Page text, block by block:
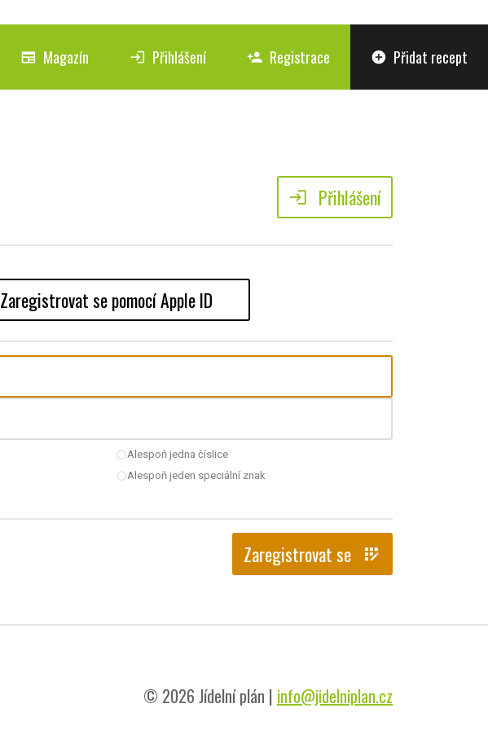
newspaper Magazín login Přihlášení person_add Registrace add_circle Přidat recept
login Přihlášení
Zaregistrovat se pomocí Apple ID
radio_button_uncheckedAlespoň jedna číslice
radio_button_uncheckedAlespoň jeden speciální znak
Zaregistrovat se app_registration
© 2026 Jídelní plán | info@jidelniplan.cz